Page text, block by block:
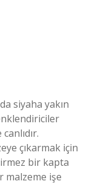
siyaha yakın
çıkarmak için
bir kapta
malzeme işe